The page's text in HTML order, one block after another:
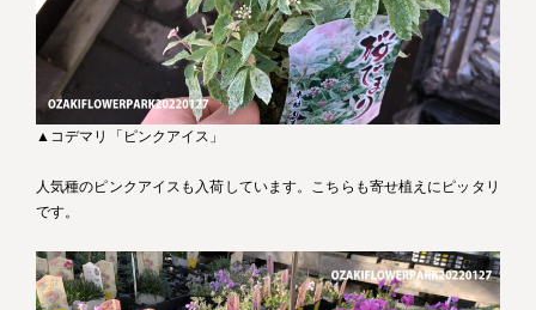
▲コデマリ「ピンクアイス」
人気種のピンクアイスも入荷しています。こちらも寄せ植えにピッタリ
です。